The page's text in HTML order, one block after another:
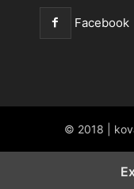
Facebook
© 2018 |